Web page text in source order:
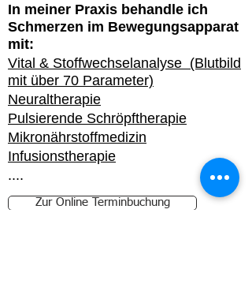
In meiner Praxis behandle ich
Schmerzen im Bewegungsapparat
mit:
Vital & Stoffwechselanalyse (Blutbild
mit über 70 Parameter)
Neuraltherapie
Pulsierende Schröpftherapie
Mikronährstoffmedizin
Infusionstherapie
....
Zur Online Terminbuchung